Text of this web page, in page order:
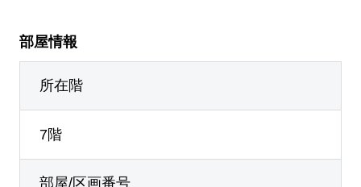
部屋情報
所在階
7階
部屋/区画番号